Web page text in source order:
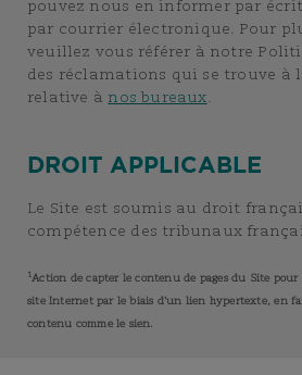
pouvez nous en informer par
par courrier électronique. Pour
veuillez vous référer à notre
des réclamations qui se trouve à
relative à nos bureaux.
DROIT APPLICABLE
Le Site est soumis au droit
compétence des tribunaux
1Action de capter le contenu de pages du Site
site Internet par le biais d'un lien hypertexte, en
contenu comme le sien.